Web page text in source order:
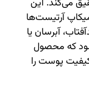
می‌کند. این
میکاپ آرتیست‌ها
آبرسان یا
که محصول
پوست را